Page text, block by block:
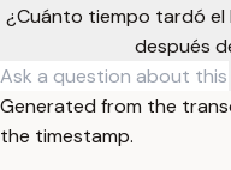
¿Cuánto tiempo tardó el
después
Generated from the
the timestamp.